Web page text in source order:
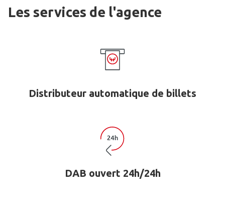
Les services de l'agence
Distributeur automatique de billets
DAB ouvert 24h/24h